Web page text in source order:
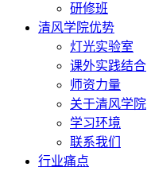
研修班
清风学院优势
灯光实验室
课外实践结合
师资力量
关于清风学院
学习环境
联系我们
行业痛点